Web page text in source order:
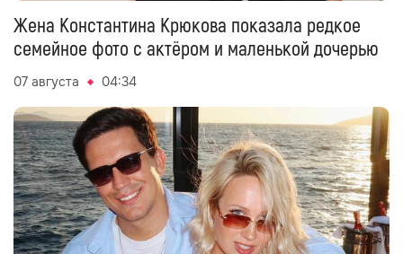
Жена Константина Крюкова показала редкое
семейное фото с актёром и маленькой дочерью
07 августа 04:34